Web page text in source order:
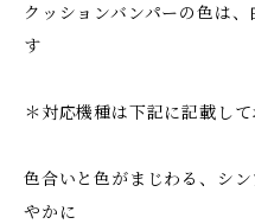
クッションバンパーの色は
す
＊対応機種は下記に記載し
色合いと色がまじわる、シ
やかに